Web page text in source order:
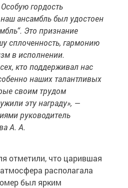
гордость
ансамбль был удостоен
Это признание
сплоченность, гармонию
в исполнении.
кто поддерживал нас
наших талантливых
своим трудом
эту награду», —
руководитель
А. А.
отметили, что царившая
располагала
был ярким